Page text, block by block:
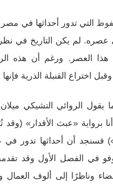
التي تدور أحداثها في
لم يكن التاريخ في نظره
هذا العصر. ورغم أن هذه
وقبل اختراع القنبلة
يقول الروائي التشيكي
برواية «عبث الأقدار»
فسنجد أن أحداثها تدور في
في الفصل الأول وقد
وناظرًا إلى ألوف العمال